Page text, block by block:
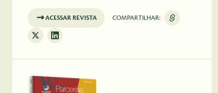
ACESSAR REVISTA COMPARTILHAR: